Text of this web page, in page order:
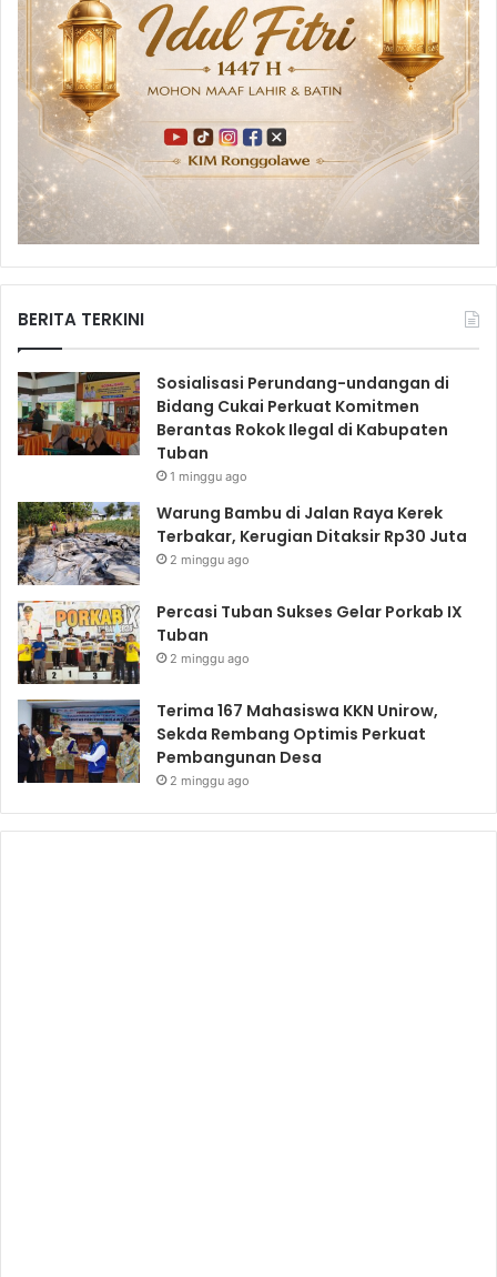
BERITA TERKINI
Sosialisasi Perundang-undangan di
Bidang Cukai Perkuat Komitmen
Berantas Rokok Ilegal di Kabupaten
Tuban
1 minggu ago
Warung Bambu di Jalan Raya Kerek
Terbakar, Kerugian Ditaksir Rp30 Juta
2 minggu ago
Percasi Tuban Sukses Gelar Porkab IX
Tuban
2 minggu ago
Terima 167 Mahasiswa KKN Unirow,
Sekda Rembang Optimis Perkuat
Pembangunan Desa
2 minggu ago